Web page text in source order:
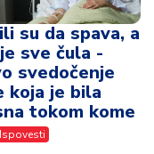
su da spava, a
sve čula -
svedočenje
koja je bila
tokom kome
Ispovesti